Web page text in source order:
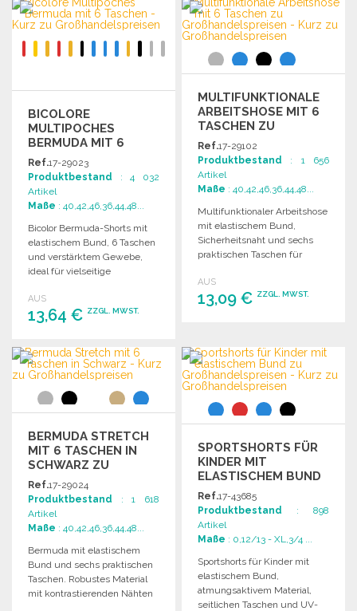
Angebot anfordern
Angebot anfordern
BICOLORE
MULTIPOCHES
BERMUDA MIT 6
TASCHEN ZU
GROSSHANDELSPREISEN
Ref.17-29023
Produktbestand : 4 032
Artikel
Maße : 40,42,46,36,44,48...
Bicolor Bermuda-Shorts mit
elastischem Bund, 6 Taschen
und verstärktem Gewebe,
ideal für vielseitige
AUS
13,64 € ZZGL. MWST.
BESTELLEN
Angebot anfordern
MULTIFUNKTIONALE
ARBEITSHOSE MIT 6
TASCHEN ZU
GROSSHANDELSPREISEN
Ref.17-29102
Produktbestand : 1 656
Artikel
Maße : 40,42,46,36,44,48...
Multifunktionaler Arbeitshose
mit elastischem Bund,
Sicherheitsnaht und sechs
praktischen Taschen für
Stauraum.
AUS
13,09 € ZZGL. MWST.
Angebot anfordern
BERMUDA STRETCH
MIT 6 TASCHEN IN
SCHWARZ ZU
GROSSHANDELSPREISEN
Ref.17-29024
Produktbestand : 1 618
Artikel
Maße : 40,42,46,36,44,48...
Bermuda mit elastischem
Bund und sechs praktischen
Taschen. Robustes Material
mit kontrastierenden Nähten
SPORTSHORTS FÜR
KINDER MIT
ELASTISCHEM BUND
Ref.17-43685
Produktbestand : 898
Artikel
Maße : 0,12/13 - XL,3/4 ...
Sportshorts für Kinder mit
elastischem Bund,
atmungsaktivem Material,
seitlichen Taschen und UV-